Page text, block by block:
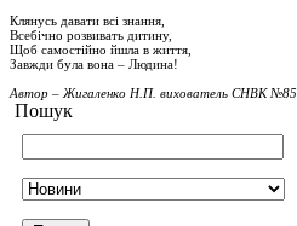
Клянусь давати всі знання,
Всебічно розвивать дитину,
Щоб самостійно йшла в життя,
Завжди була вона – Людина!
Автор – Жигаленко Н.П. вихователь СНВК №85
Пошук